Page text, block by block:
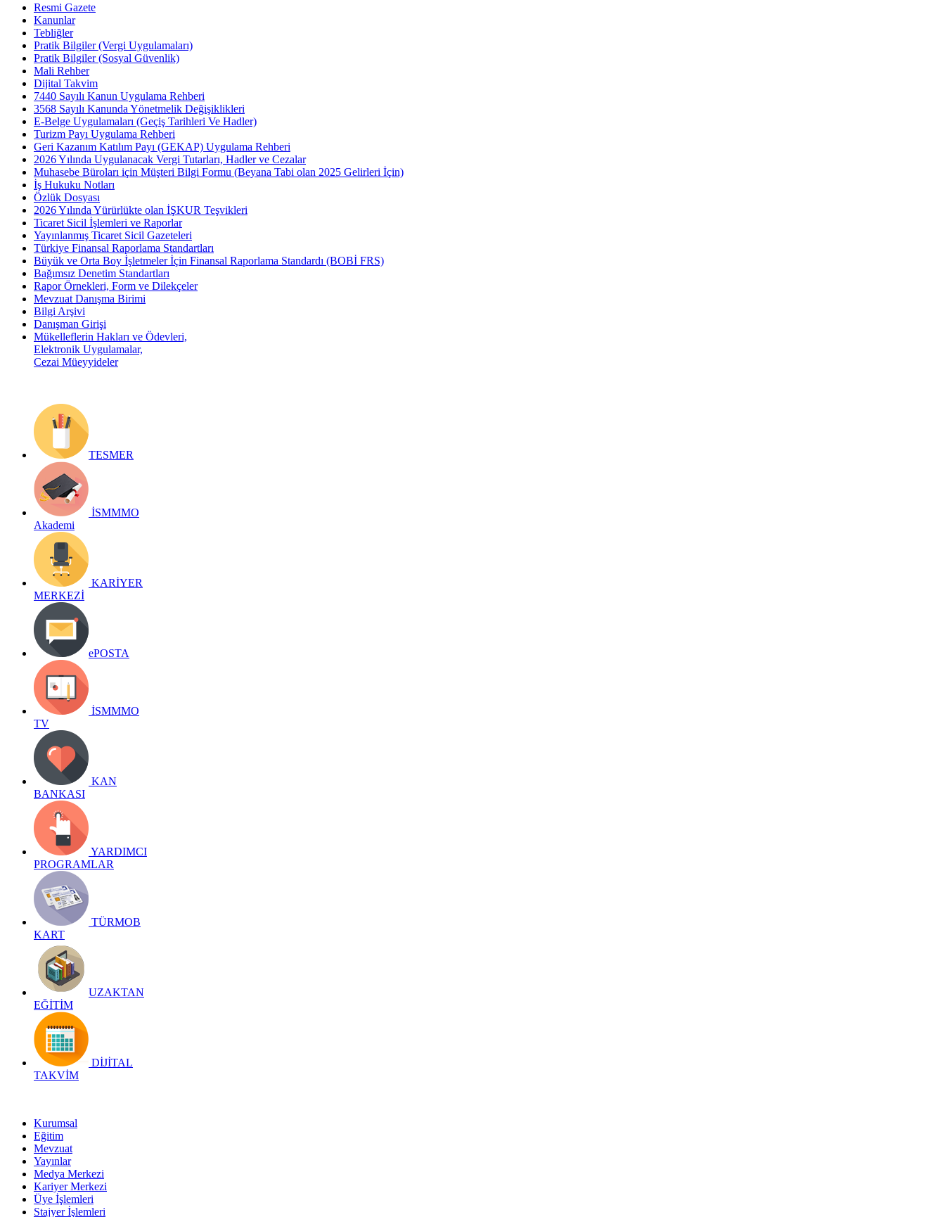
Resmi Gazete
Kanunlar
Tebliğler
Pratik Bilgiler (Vergi Uygulamaları)
Pratik Bilgiler (Sosyal Güvenlik)
Mali Rehber
Dijital Takvim
7440 Sayılı Kanun Uygulama Rehberi
3568 Sayılı Kanunda Yönetmelik Değişiklikleri
E-Belge Uygulamaları (Geçiş Tarihleri Ve Hadler)
Turizm Payı Uygulama Rehberi
Geri Kazanım Katılım Payı (GEKAP) Uygulama Rehberi
2026 Yılında Uygulanacak Vergi Tutarları, Hadler ve Cezalar
Muhasebe Büroları için Müşteri Bilgi Formu (Beyana Tabi olan 2025 Gelirleri İçin)
İş Hukuku Notları
Özlük Dosyası
2026 Yılında Yürürlükte olan İŞKUR Teşvikleri
Ticaret Sicil İşlemleri ve Raporlar
Yayınlanmış Ticaret Sicil Gazeteleri
Türkiye Finansal Raporlama Standartları
Büyük ve Orta Boy İşletmeler İçin Finansal Raporlama Standardı (BOBİ FRS)
Bağımsız Denetim Standartları
Rapor Örnekleri, Form ve Dilekçeler
Mevzuat Danışma Birimi
Bilgi Arşivi
Danışman Girişi
Mükelleflerin Hakları ve Ödevleri,
Elektronik Uygulamalar,
Cezai Müeyyideler
TESMER
İSMMMO
Akademi
KARİYER
MERKEZİ
ePOSTA
İSMMMO
TV
KAN
BANKASI
YARDIMCI
PROGRAMLAR
TÜRMOB
KART
UZAKTAN
EĞİTİM
DİJİTAL
TAKVİM
Kurumsal
Eğitim
Mevzuat
Yayınlar
Medya Merkezi
Kariyer Merkezi
Üye İşlemleri
Stajyer İşlemleri